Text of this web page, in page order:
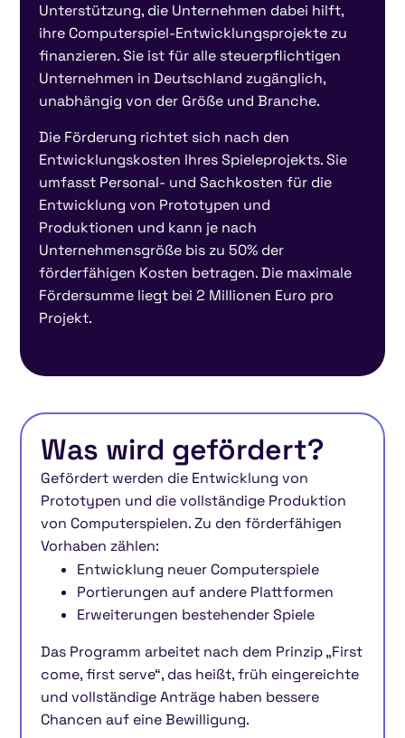
Unterstützung, die Unternehmen dabei hilft,
ihre Computerspiel-Entwicklungsprojekte zu
finanzieren. Sie ist für alle steuerpflichtigen
Unternehmen in Deutschland zugänglich,
unabhängig von der Größe und Branche.
Die Förderung richtet sich nach den
Entwicklungskosten Ihres Spieleprojekts. Sie
umfasst Personal- und Sachkosten für die
Entwicklung von Prototypen und
Produktionen und kann je nach
Unternehmensgröße bis zu 50% der
förderfähigen Kosten betragen. Die maximale
Fördersumme liegt bei 2 Millionen Euro pro
Projekt.
Was wird gefördert?
Gefördert werden die Entwicklung von
Prototypen und die vollständige Produktion
von Computerspielen. Zu den förderfähigen
Vorhaben zählen:
Entwicklung neuer Computerspiele
Portierungen auf andere Plattformen
Erweiterungen bestehender Spiele
Das Programm arbeitet nach dem Prinzip „First
come, first serve“, das heißt, früh eingereichte
und vollständige Anträge haben bessere
Chancen auf eine Bewilligung.